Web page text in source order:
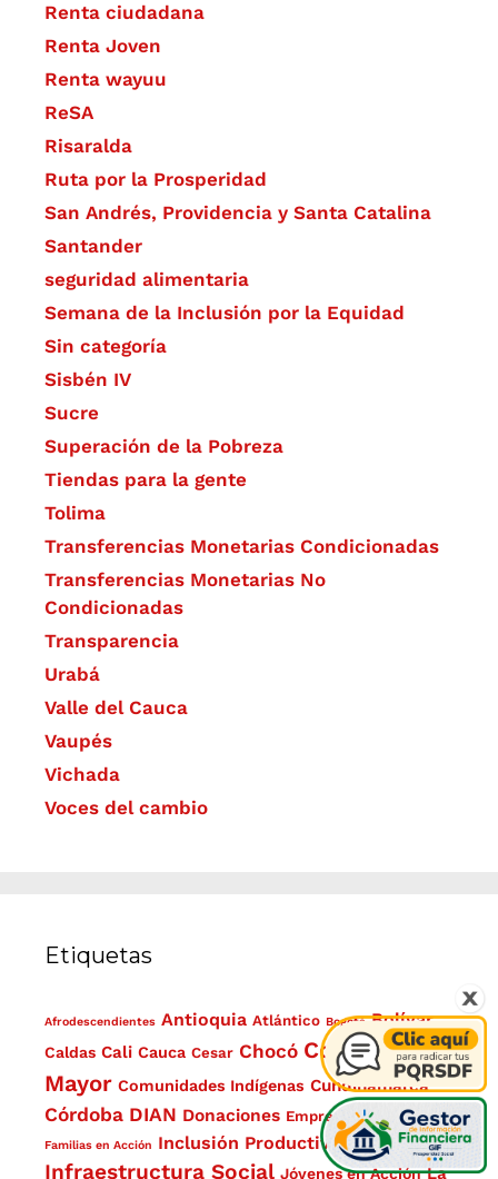
Renta ciudadana
Renta Joven
Renta wayuu
ReSA
Risaralda
Ruta por la Prosperidad
San Andrés, Providencia y Santa Catalina
Santander
seguridad alimentaria
Semana de la Inclusión por la Equidad
Sin categoría
Sisbén IV
Sucre
Superación de la Pobreza
Tiendas para la gente
Tolima
Transferencias Monetarias Condicionadas
Transferencias Monetarias No
Condicionadas
Transparencia
Urabá
Valle del Cauca
Vaupés
Vichada
Voces del cambio
Etiquetas
Afrodescendientes Antioquia Atlántico Bogotá Bolívar
Caldas Cali Cauca Cesar Chocó Colombia
Mayor Comunidades Indígenas Cundinamarca
Córdoba DIAN Donaciones Emprendimientos
Familias en Acción Inclusión Productiva Indígenas
Infraestructura Social Jóvenes en Acción La